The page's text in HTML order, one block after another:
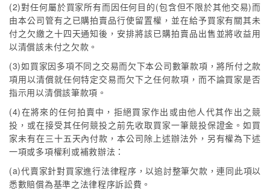
(2)對任何屬於買家所有而因任何目的(包含但不限於其他交易)而
由本公司管有之已購拍賣品行使留置權，並在給予買家有關其未
付之欠繳之十四天通知後，安排將該已購拍賣品出售並將收益用
以清償該未付之欠款。
(3)如買家因多項不同之交易而欠下本公司數筆款項，將所付之款
項用以清償就任何特定交易而欠下之任何款項，而不論買家是否
指示用以清償該筆款項。
(4)在將來的任何拍賣中，拒絕買家作出或由他人代其作出之競
投，或在接受其任何競投之前先收取買家一筆競投保證金。如買
家未有在三十五天內付款，本公司除上述辦法外，另有權為下述
一項或多項權利或補救辦法：
(a)代賣家針對買家進行法律程序，以追討整筆欠款，連同此項以
悉數賠償為基準之法律程序訴訟費。